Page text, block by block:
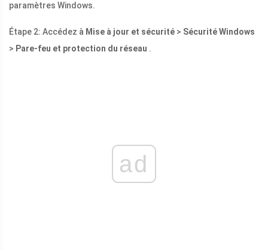
paramètres Windows.
Étape 2: Accédez à Mise à jour et sécurité > Sécurité Windows
> Pare-feu et protection du réseau .
ad